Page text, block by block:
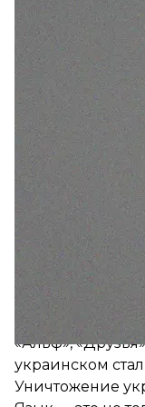
Украинский
произойдет
Каким образом?
через
через
поддерживая
Успех «Мавки»
иностранных
сленгом,
Украинцы с
привычки —
Люди
это, а не
Кинодубляж на
«Альф»,
украинском
Уничтожение